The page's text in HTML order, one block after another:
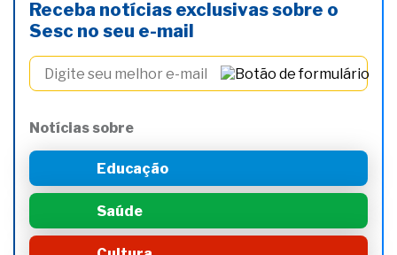
Receba notícias exclusivas sobre o
Sesc no seu e-mail
Notícias sobre
Educação
Saúde